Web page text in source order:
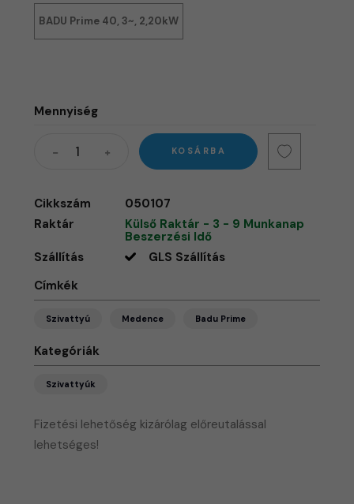
Fizetési lehetőség kizárólag előreutalással
lehetséges!
BADU Prime 40, 3~, 2,20kW
Mennyiség
KOSÁRBA
Cikkszám
050107
Raktár
Külső Raktár - 3 - 9 Munkanap
Beszerzési Idő
Szállítás
GLS Szállítás
Címkék
Szivattyú Medence Badu Prime
Kategóriák
Szivattyúk